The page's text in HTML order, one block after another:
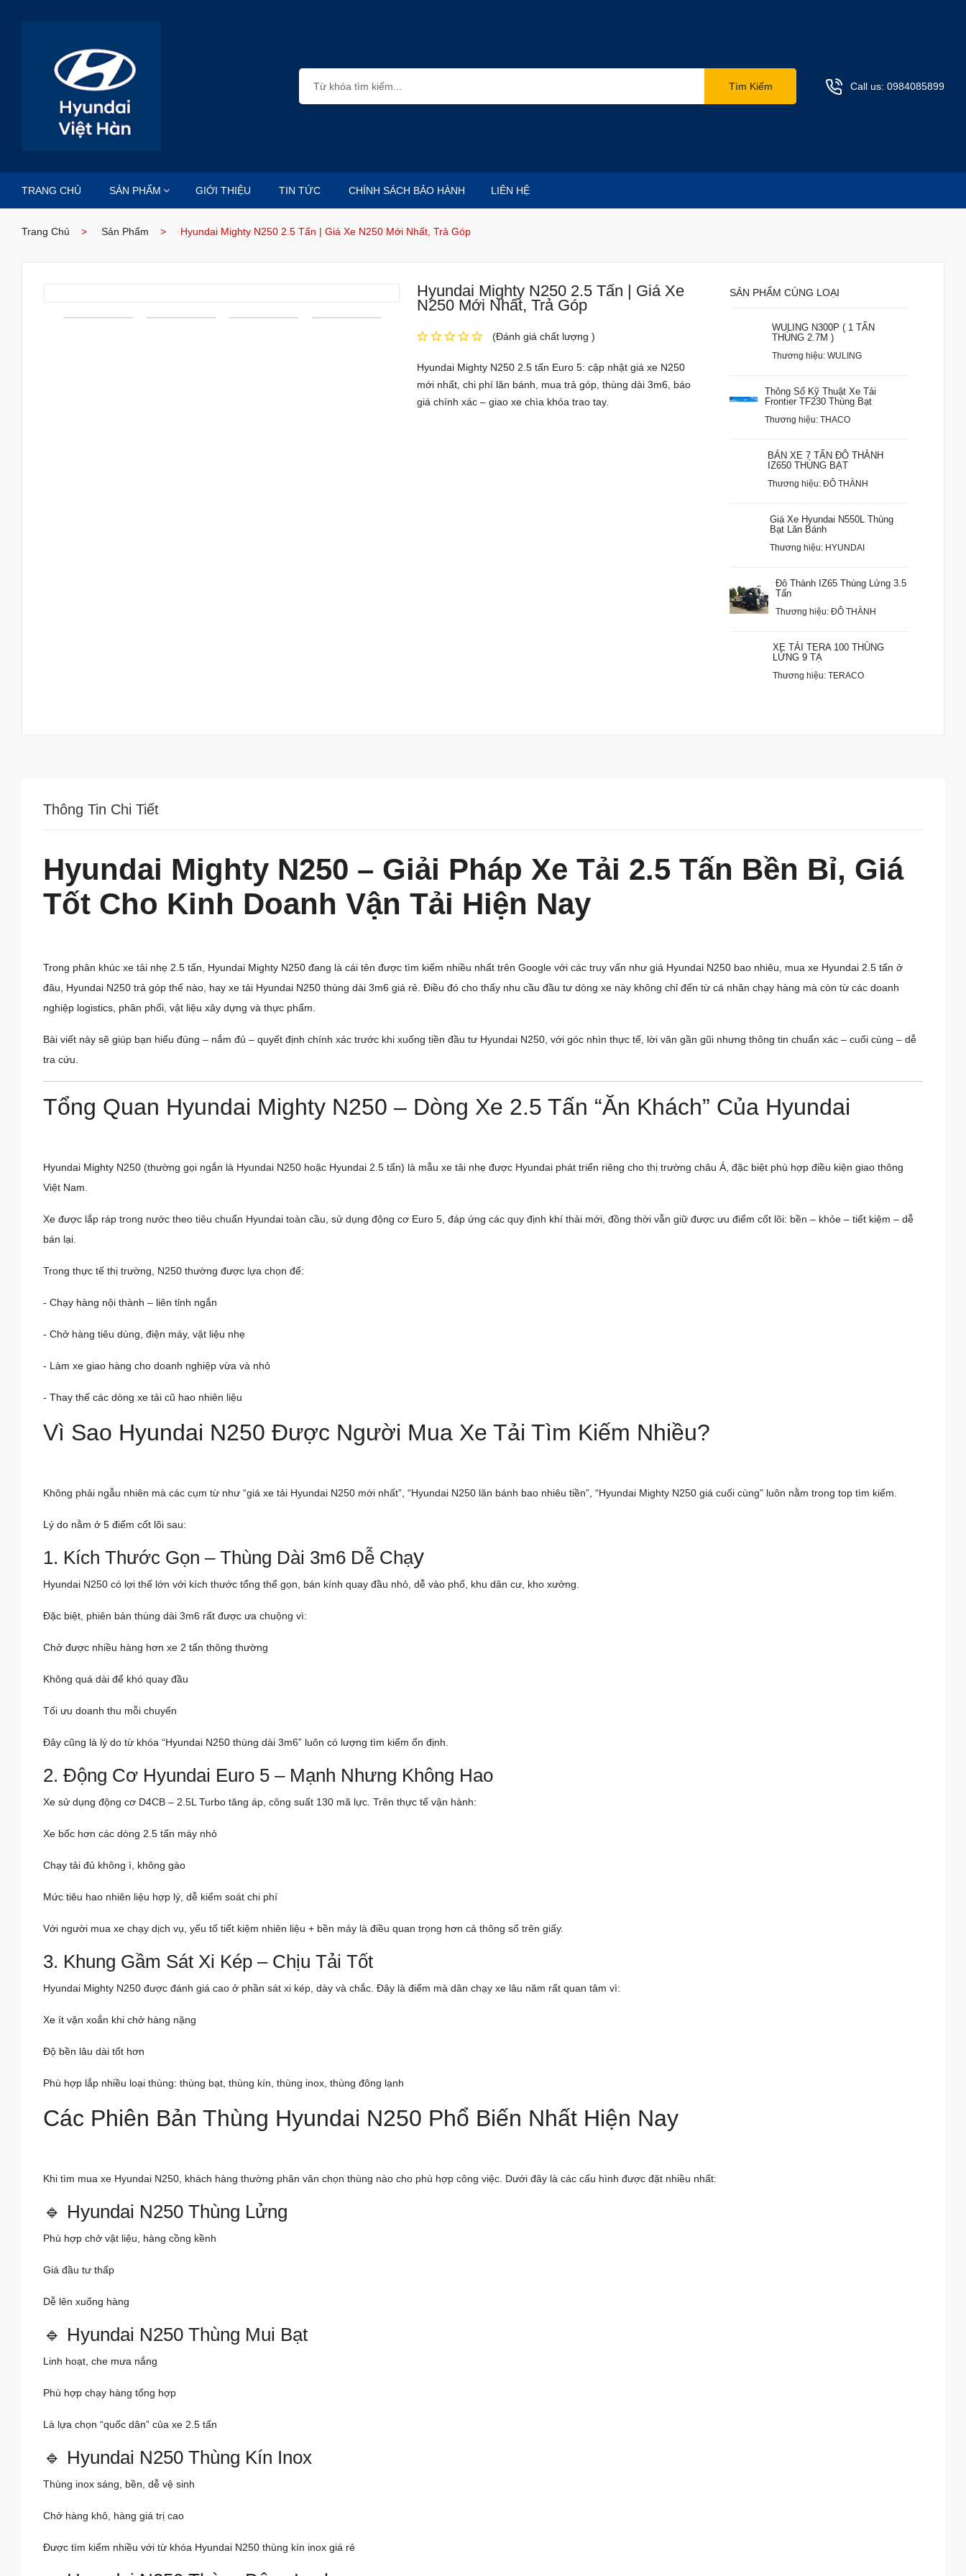
Tìm Kiếm Call us: 0984085899
TRANG CHỦ SẢN PHẨM GIỚI THIỆU TIN TỨC CHÍNH SÁCH BẢO HÀNH LIÊN HỆ
Trang Chủ Sản Phẩm Hyundai Mighty N250 2.5 Tấn | Giá Xe N250 Mới Nhất, Trả Góp
Hyundai Mighty N250 2.5 Tấn | Giá Xe
N250 Mới Nhất, Trả Góp
(Đánh giá chất lượng )
Hyundai Mighty N250 2.5 tấn Euro 5: cập nhật giá xe N250
mới nhất, chi phí lăn bánh, mua trả góp, thùng dài 3m6, báo
giá chính xác – giao xe chìa khóa trao tay.
SẢN PHẨM CÙNG LOẠI
WULING N300P ( 1 TẤN
THÙNG 2.7M )
Thương hiệu: WULING
Thông Số Kỹ Thuật Xe Tải
Frontier TF230 Thùng Bạt
Thương hiệu: THACO
BÁN XE 7 TẤN ĐÔ THÀNH
IZ650 THÙNG BẠT
Thương hiệu: ĐÔ THÀNH
Giá Xe Hyundai N550L Thùng
Bạt Lăn Bánh
Thương hiệu: HYUNDAI
Đô Thành IZ65 Thùng Lửng 3.5
Tấn
Thương hiệu: ĐÔ THÀNH
XE TẢI TERA 100 THÙNG
LỬNG 9 TẠ
Thương hiệu: TERACO
Thông Tin Chi Tiết
Hyundai Mighty N250 – Giải Pháp Xe Tải 2.5 Tấn Bền Bỉ, Giá
Tốt Cho Kinh Doanh Vận Tải Hiện Nay
Trong phân khúc xe tải nhẹ 2.5 tấn, Hyundai Mighty N250 đang là cái tên được tìm kiếm nhiều nhất trên Google với các truy vấn như giá Hyundai N250 bao nhiêu, mua xe Hyundai 2.5 tấn ở
đâu, Hyundai N250 trả góp thế nào, hay xe tải Hyundai N250 thùng dài 3m6 giá rẻ. Điều đó cho thấy nhu cầu đầu tư dòng xe này không chỉ đến từ cá nhân chạy hàng mà còn từ các doanh
nghiệp logistics, phân phối, vật liệu xây dựng và thực phẩm.
Bài viết này sẽ giúp bạn hiểu đúng – nắm đủ – quyết định chính xác trước khi xuống tiền đầu tư Hyundai N250, với góc nhìn thực tế, lời văn gần gũi nhưng thông tin chuẩn xác – cuối cùng – dễ
tra cứu.
Tổng Quan Hyundai Mighty N250 – Dòng Xe 2.5 Tấn “Ăn Khách” Của Hyundai
Hyundai Mighty N250 (thường gọi ngắn là Hyundai N250 hoặc Hyundai 2.5 tấn) là mẫu xe tải nhẹ được Hyundai phát triển riêng cho thị trường châu Á, đặc biệt phù hợp điều kiện giao thông
Việt Nam.
Xe được lắp ráp trong nước theo tiêu chuẩn Hyundai toàn cầu, sử dụng động cơ Euro 5, đáp ứng các quy định khí thải mới, đồng thời vẫn giữ được ưu điểm cốt lõi: bền – khỏe – tiết kiệm – dễ
bán lại.
Trong thực tế thị trường, N250 thường được lựa chọn để:
- Chạy hàng nội thành – liên tỉnh ngắn
- Chở hàng tiêu dùng, điện máy, vật liệu nhẹ
- Làm xe giao hàng cho doanh nghiệp vừa và nhỏ
- Thay thế các dòng xe tải cũ hao nhiên liệu
Vì Sao Hyundai N250 Được Người Mua Xe Tải Tìm Kiếm Nhiều?
Không phải ngẫu nhiên mà các cụm từ như “giá xe tải Hyundai N250 mới nhất”, “Hyundai N250 lăn bánh bao nhiêu tiền”, “Hyundai Mighty N250 giá cuối cùng” luôn nằm trong top tìm kiếm.
Lý do nằm ở 5 điểm cốt lõi sau:
1. Kích Thước Gọn – Thùng Dài 3m6 Dễ Chạy
Hyundai N250 có lợi thế lớn với kích thước tổng thể gọn, bán kính quay đầu nhỏ, dễ vào phố, khu dân cư, kho xưởng.
Đặc biệt, phiên bản thùng dài 3m6 rất được ưa chuộng vì:
Chở được nhiều hàng hơn xe 2 tấn thông thường
Không quá dài để khó quay đầu
Tối ưu doanh thu mỗi chuyến
Đây cũng là lý do từ khóa “Hyundai N250 thùng dài 3m6” luôn có lượng tìm kiếm ổn định.
2. Động Cơ Hyundai Euro 5 – Mạnh Nhưng Không Hao
Xe sử dụng động cơ D4CB – 2.5L Turbo tăng áp, công suất 130 mã lực. Trên thực tế vận hành:
Xe bốc hơn các dòng 2.5 tấn máy nhỏ
Chạy tải đủ không ì, không gào
Mức tiêu hao nhiên liệu hợp lý, dễ kiểm soát chi phí
Với người mua xe chạy dịch vụ, yếu tố tiết kiệm nhiên liệu + bền máy là điều quan trọng hơn cả thông số trên giấy.
3. Khung Gầm Sát Xi Kép – Chịu Tải Tốt
Hyundai Mighty N250 được đánh giá cao ở phần sát xi kép, dày và chắc. Đây là điểm mà dân chạy xe lâu năm rất quan tâm vì:
Xe ít vặn xoắn khi chở hàng nặng
Độ bền lâu dài tốt hơn
Phù hợp lắp nhiều loại thùng: thùng bạt, thùng kín, thùng inox, thùng đông lạnh
Các Phiên Bản Thùng Hyundai N250 Phổ Biến Nhất Hiện Nay
Khi tìm mua xe Hyundai N250, khách hàng thường phân vân chọn thùng nào cho phù hợp công việc. Dưới đây là các cấu hình được đặt nhiều nhất:
🔹 Hyundai N250 Thùng Lửng
Phù hợp chở vật liệu, hàng cồng kềnh
Giá đầu tư thấp
Dễ lên xuống hàng
🔹 Hyundai N250 Thùng Mui Bạt
Linh hoạt, che mưa nắng
Phù hợp chạy hàng tổng hợp
Là lựa chọn “quốc dân” của xe 2.5 tấn
🔹 Hyundai N250 Thùng Kín Inox
Thùng inox sáng, bền, dễ vệ sinh
Chở hàng khô, hàng giá trị cao
Được tìm kiếm nhiều với từ khóa Hyundai N250 thùng kín inox giá rẻ